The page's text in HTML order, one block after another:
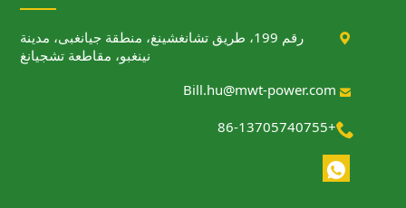

رقم 199، طريق تشانغشينغ، منطقة جيانغبى، مدينة
نينغبو، مقاطعة تشجيانغ

Bill.hu@mwt-power.com

+86-13705740755